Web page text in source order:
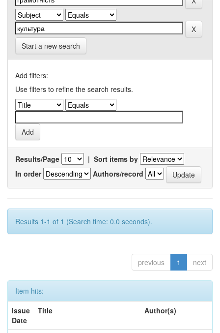
Start a new search
Add filters:
Use filters to refine the search results.
Results/Page | Sort items by
In order
Authors/record
Results 1-1 of 1 (Search time: 0.0 seconds).
previous 1 next
Item hits:
Issue
Date
Title Author(s)